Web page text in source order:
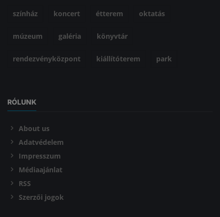
színház koncert étterem oktatás
múzeum galéria könyvtár
rendezvényközpont kiállítóterem park
RÓLUNK
About us
Adatvédelem
Impresszum
Médiaajánlat
RSS
Szerzői jogok